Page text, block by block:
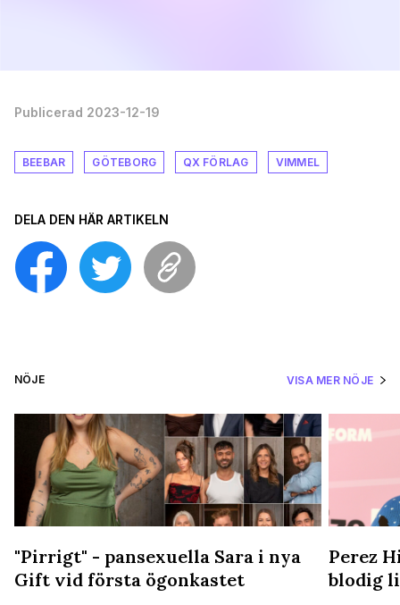
Publicerad 2023-12-19
BEEBAR GÖTEBORG QX FÖRLAG VIMMEL
DELA DEN HÄR ARTIKELN
NÖJE VISA MER NÖJE
"Pirrigt" - pansexuella Sara i nya
Gift vid första ögonkastet
Perez
blodig